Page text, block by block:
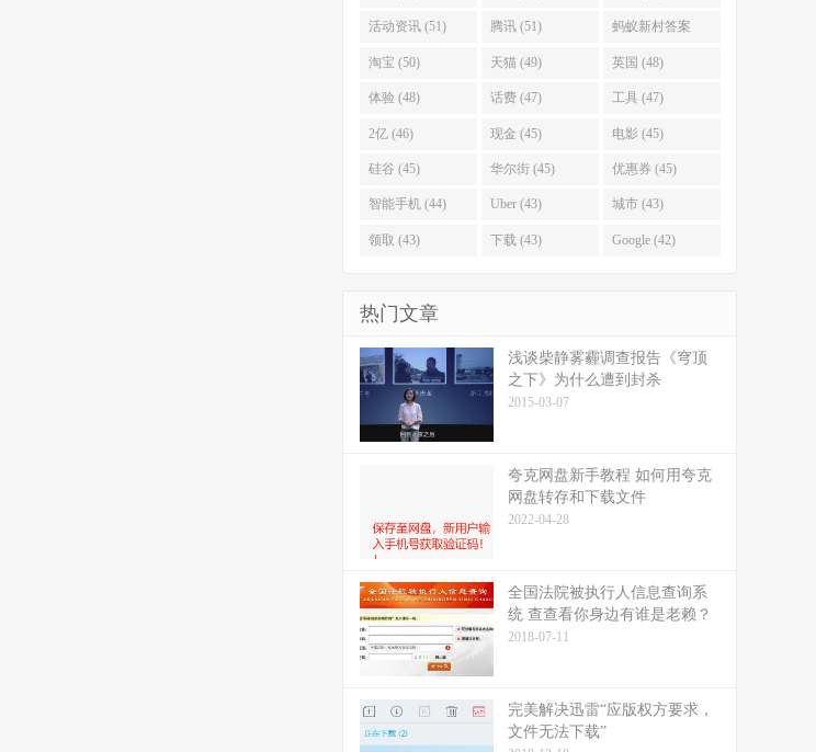
活动资讯 (51) 腾讯 (51) 蚂蚁新村答案
(51)
淘宝 (50) 天猫 (49) 英国 (48)
体验 (48) 话费 (47) 工具 (47)
2亿 (46) 现金 (45) 电影 (45)
硅谷 (45) 华尔街 (45) 优惠券 (45)
智能手机 (44) Uber (43) 城市 (43)
领取 (43) 下载 (43) Google (42)
热门文章
浅谈柴静雾霾调查报告《穹顶
之下》为什么遭到封杀
2015-03-07
夸克网盘新手教程 如何用夸克
网盘转存和下载文件
2022-04-28
全国法院被执行人信息查询系
统 查查看你身边有谁是老赖？
2018-07-11
完美解决迅雷“应版权方要求，
文件无法下载”